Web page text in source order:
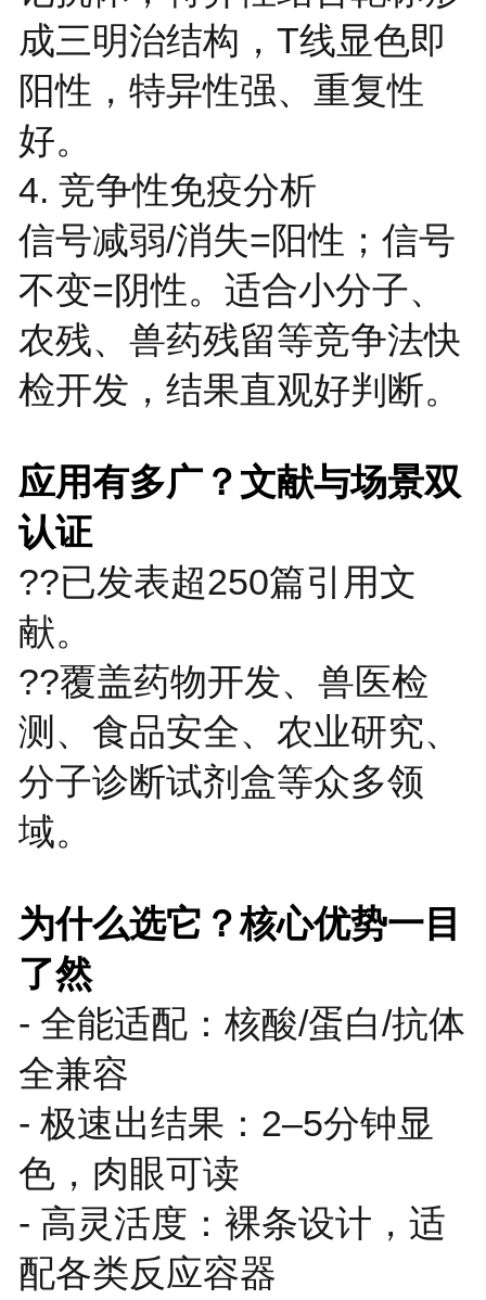
成三明治结构，T线显色即
阳性，特异性强、重复性
好。
4. 竞争性免疫分析
信号减弱/消失=阳性；信号
不变=阴性。适合小分子、
农残、兽药残留等竞争法快
检开发，结果直观好判断。
应用有多广？文献与场景双
认证
??已发表超250篇引用文
献。
??覆盖药物开发、兽医检
测、食品安全、农业研究、
分子诊断试剂盒等众多领
域。
为什么选它？核心优势一目
了然
- 全能适配：核酸/蛋白/抗体
全兼容
- 极速出结果：2–5分钟显
色，肉眼可读
- 高灵活度：裸条设计，适
配各类反应容器